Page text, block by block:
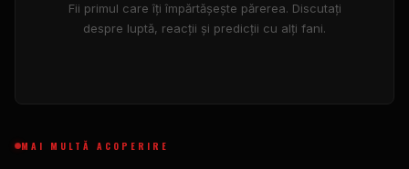
Fii primul care îți împărtășește părerea. Discutați
despre luptă, reacții și predicții cu alți fani.
MAI MULTĂ ACOPERIRE